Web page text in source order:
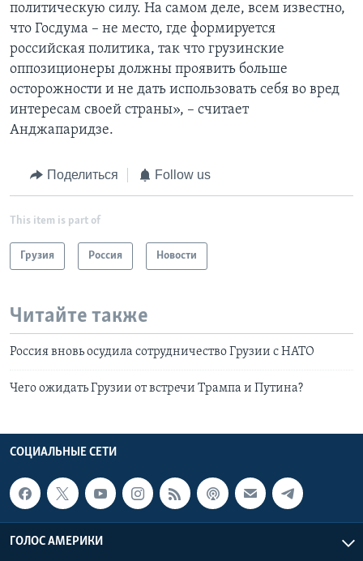
политическую силу. На самом деле, всем известно,
что Госдума – не место, где формируется
российская политика, так что грузинские
оппозиционеры должны проявить больше
осторожности и не дать использовать себя во вред
интересам своей страны», – считает
Анджапаридзе.
Поделиться Follow us
This item is part of
Грузия Россия Новости
Читайте также
Россия вновь осудила сотрудничество Грузии с НАТО
Чего ожидать Грузии от встречи Трампа и Путина?
СОЦИАЛЬНЫЕ СЕТИ
ГОЛОС АМЕРИКИ